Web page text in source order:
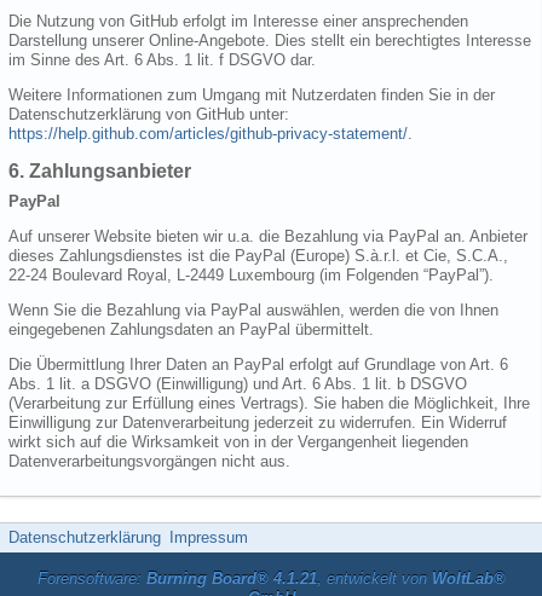
Die Nutzung von GitHub erfolgt im Interesse einer ansprechenden
Darstellung unserer Online-Angebote. Dies stellt ein berechtigtes Interesse
im Sinne des Art. 6 Abs. 1 lit. f DSGVO dar.
Weitere Informationen zum Umgang mit Nutzerdaten finden Sie in der
Datenschutzerklärung von GitHub unter:
https://help.github.com/articles/github-privacy-statement/
6. Zahlungsanbieter
PayPal
Auf unserer Website bieten wir u.a. die Bezahlung via PayPal an. Anbieter
dieses Zahlungsdienstes ist die PayPal (Europe) S.à.r.l. et Cie, S.C.A.,
22-24 Boulevard Royal, L-2449 Luxembourg (im Folgenden “PayPal”).
Wenn Sie die Bezahlung via PayPal auswählen, werden die von Ihnen
eingegebenen Zahlungsdaten an PayPal übermittelt.
Die Übermittlung Ihrer Daten an PayPal erfolgt auf Grundlage von Art. 6
Abs. 1 lit. a DSGVO (Einwilligung) und Art. 6 Abs. 1 lit. b DSGVO
(Verarbeitung zur Erfüllung eines Vertrags). Sie haben die Möglichkeit, Ihre
Einwilligung zur Datenverarbeitung jederzeit zu widerrufen. Ein Widerruf
wirkt sich auf die Wirksamkeit von in der Vergangenheit liegenden
Datenverarbeitungsvorgängen nicht aus.
Datenschutzerklärung Impressum
Forensoftware: Burning Board® 4.1.21, entwickelt von WoltLab®